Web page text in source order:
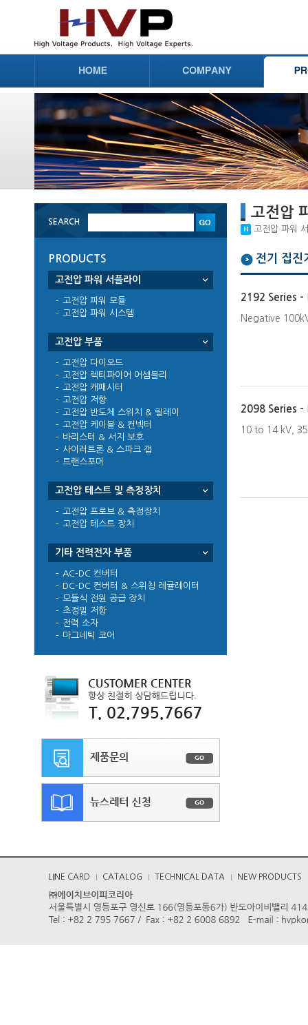
SEARCH
PRODUCTS
고전압 파워 서플라이
고전압 파워 모듈
고전압 파워 시스템
고전압 부품
고전압 다이오드
고전압 렉티파이어 어셈블리
고전압 캐패시터
고전압 저항
고전압 반도체 스위치 & 릴레이
고전압 케이블 & 컨넥터
바리스터 & 서지 보호
사이러트론 & 스파크 갭
트랜스포머
고전압 테스트 및 측정장치
고전압 프로브 & 측정장치
고전압 테스트 장치
기타 전력전자 부품
AC-DC 컨버터
DC-DC 컨버터 & 스위칭 레귤레이터
모듈식 전원 공급 장치
초정밀 저항
전력 소자
마그네틱 코어
고전압
고전압 파워
전기 집진
2192 Series -
Negative
2098 Series -
10 to 14 kV,
LINE CARD CATALOG TECHNICAL DATA NEW PRODUCTS